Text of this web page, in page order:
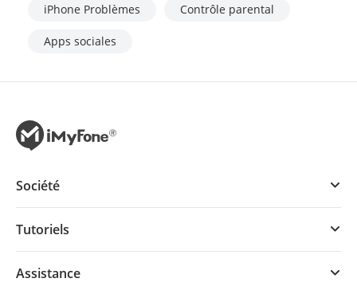
iPhone Problèmes Contrôle parental
Apps sociales
Société
Tutoriels
Assistance